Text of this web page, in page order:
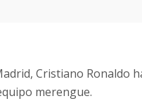
Cristiano Ronaldo
merengue.